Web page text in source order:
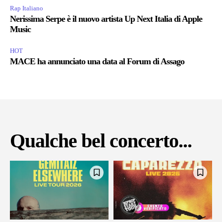
Rap Italiano
Nerissima Serpe è il nuovo artista Up Next Italia di Apple
Music
HOT
MACE ha annunciato una data al Forum di Assago
Qualche bel concerto...